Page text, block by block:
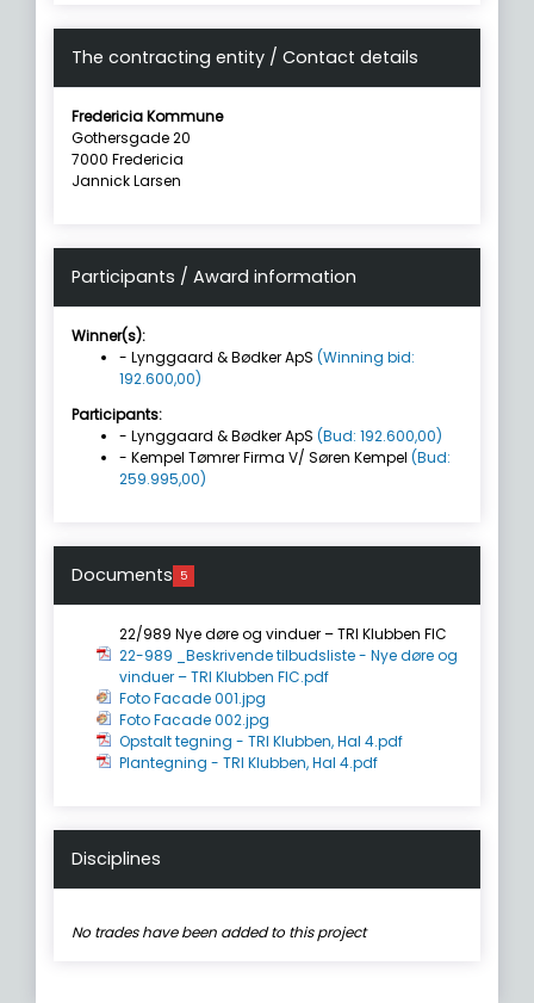
The contracting entity / Contact details
Fredericia Kommune
Gothersgade 20
7000 Fredericia
Jannick Larsen
Participants / Award information
Winner(s):
- Lynggaard & Bødker ApS (Winning bid:
192.600,00)
Participants:
- Lynggaard & Bødker ApS (Bud: 192.600,00)
- Kempel Tømrer Firma V/ Søren Kempel (Bud:
259.995,00)
Documents 5
22/989 Nye døre og vinduer – TRI Klubben FIC
22-989 _Beskrivende tilbudsliste - Nye døre og
vinduer – TRI Klubben FIC.pdf
Foto Facade 001.jpg
Foto Facade 002.jpg
Opstalt tegning - TRI Klubben, Hal 4.pdf
Plantegning - TRI Klubben, Hal 4.pdf
Disciplines
No trades have been added to this project